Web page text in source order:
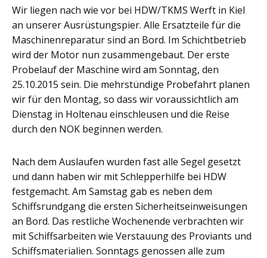
Wir liegen nach wie vor bei HDW/TKMS Werft in Kiel
an unserer Ausrüstungspier. Alle Ersatzteile für die
Maschinenreparatur sind an Bord. Im Schichtbetrieb
wird der Motor nun zusammengebaut. Der erste
Probelauf der Maschine wird am Sonntag, den
25.10.2015 sein. Die mehrstündige Probefahrt planen
wir für den Montag, so dass wir voraussichtlich am
Dienstag in Holtenau einschleusen und die Reise
durch den NOK beginnen werden.
Nach dem Auslaufen wurden fast alle Segel gesetzt
und dann haben wir mit Schlepperhilfe bei HDW
festgemacht. Am Samstag gab es neben dem
Schiffsrundgang die ersten Sicherheitseinweisungen
an Bord. Das restliche Wochenende verbrachten wir
mit Schiffsarbeiten wie Verstauung des Proviants und
Schiffsmaterialien. Sonntags genossen alle zum